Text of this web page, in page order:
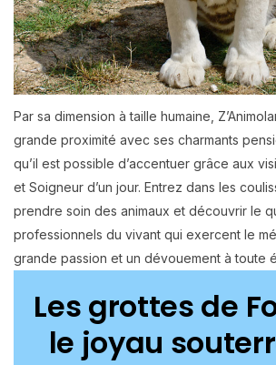
Par sa dimension à taille humaine,
grande proximité avec ses charmants
qu’il est possible d’accentuer grâce aux
et Soigneur d’un jour. Entrez dans les
prendre soin des animaux et découvrir le
professionnels du vivant qui exercent le
grande passion et un dévouement à toute
Les grottes de
le joyau